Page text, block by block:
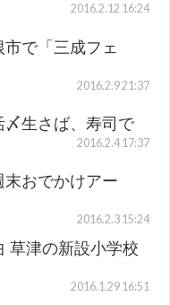
2016.2.12 16:24
で「三成フェ
2016.2.9 21:37
〆生さば、寿司で
2016.2.4 17:37
おでかけアー
2016.2.3 15:24
草津の新設小学校
2016.1.29 16:51